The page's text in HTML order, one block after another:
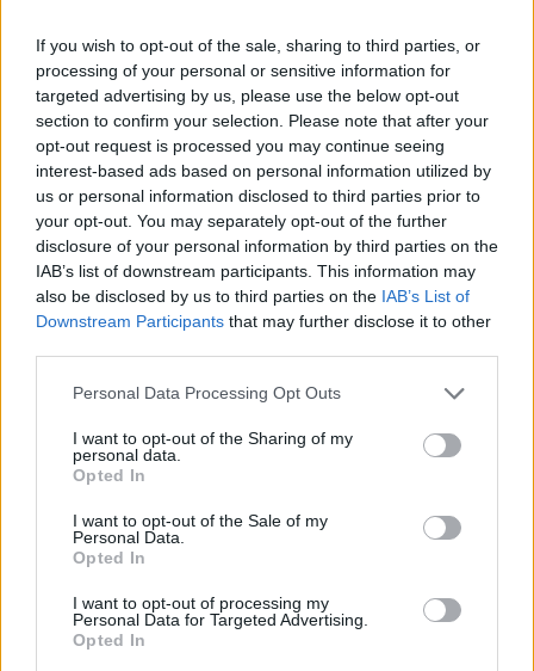
If you wish to opt-out of the sale, sharing to third parties, or
processing of your personal or sensitive information for
targeted advertising by us, please use the below opt-out
section to confirm your selection. Please note that after your
opt-out request is processed you may continue seeing
interest-based ads based on personal information utilized by
us or personal information disclosed to third parties prior to
your opt-out. You may separately opt-out of the further
disclosure of your personal information by third parties on the
IAB’s list of downstream participants. This information may
also be disclosed by us to third parties on the IAB’s List of
Downstream Participants that may further disclose it to other
Please note that this website/app uses one or more Google
not limited to your visit or usage behaviour. You may click to
grant or deny consent to Google and its third-party tags to
use your data for below specified purposes in below Google
consent section.
Personal Data Processing Opt Outs
I want to opt-out of the Sharing of my
personal data.
Opted In
I want to opt-out of the Sale of my
Personal Data.
Opted In
I want to opt-out of processing my
Personal Data for Targeted Advertising.
Opted In
Το ενδιαφέρον στρέφεται πλέον στη συνεδρίαση
νομισματικής πολιτικής της Fed, στις 16-17
Ιουνίου, η οποία θα είναι η πρώτη υπό την
προεδρία του Kevin Warsh. Οι αγορές αναζητούν
ενδείξεις για τη μελλοντική πορεία των επιτοκίων.
Σύμφωνα με τον Streible, η επόμενη σημαντική
μεγάλο βαθμό από τον Warsh, τον τόνο που θα
υιοθετήσει και όσα θα πει σχετικά με την πορεία
των επιτοκίων.
Την ίδια στιγμή, η Σιγκαπούρη ανακοίνωσε ότι θα
δημιουργήσει σύστημα εξωχρηματιστηριακού
διακανονισμού συναλλαγών χρυσού (OTC), ενώ θα
προσφέρει και υπηρεσίες φύλαξης χρυσού για
κεντρικές τράπεζες, όπως δήλωσε ο